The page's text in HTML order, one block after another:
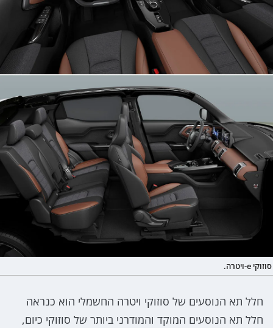
סוזוקי e-ויטרה.
חלל תא הנוסעים של סוזוקי ויטרה החשמלי הוא כנראה
חלל תא הנוסעים המוקד והמודרני ביותר של סוזוקי כיום,